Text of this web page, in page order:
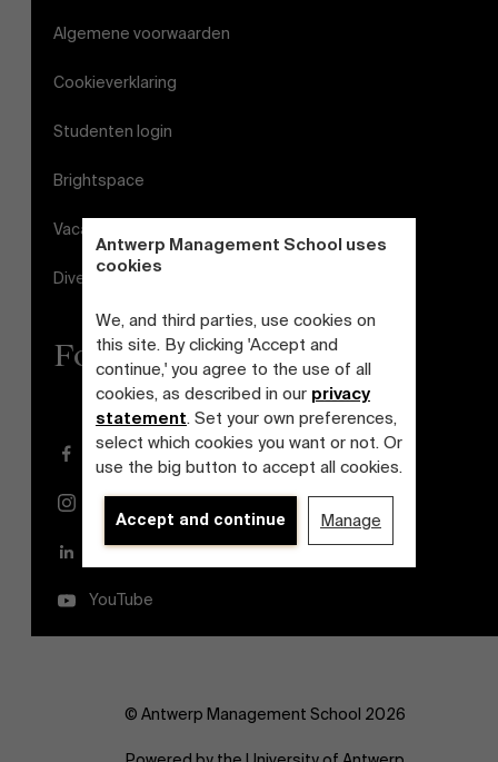
Antwerp Management School uses
cookies
We, and third parties, use cookies on
this site. By clicking 'Accept and
continue,' you agree to the use of all
cookies, as described in our privacy
statement. Set your own preferences,
select which cookies you want or not. Or
use the big button to accept all cookies.
Accept and continue Manage
Algemene voorwaarden
Cookieverklaring
Studenten login
Brightspace
Vacatures
Diversiteits- en Inclusieplan
Follow us
Facebook
Instagram
LinkedIn
YouTube
© Antwerp Management School 2026